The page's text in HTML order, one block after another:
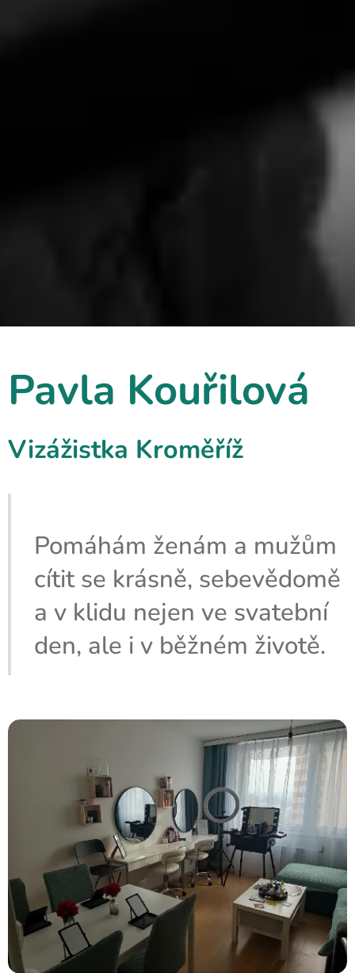
Pavla Kouřilová
Vizážistka Kroměříž
Pomáhám ženám a mužům
cítit se krásně, sebevědomě
a v klidu nejen ve svatební
den, ale i v běžném životě.